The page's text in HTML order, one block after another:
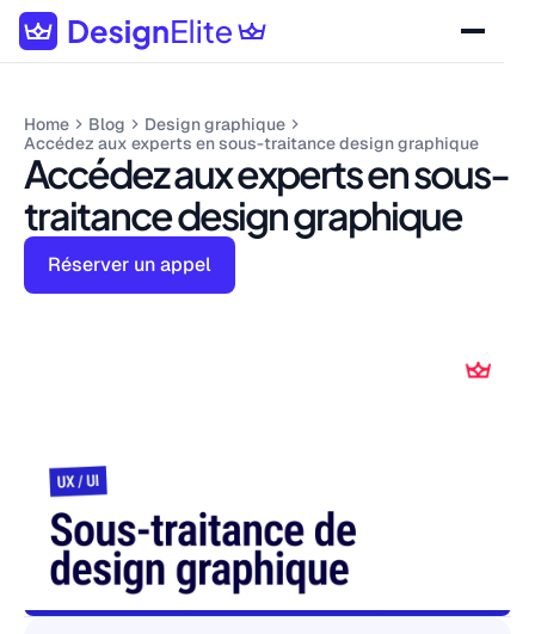
Home Blog
Design graphique
Accédez aux experts en sous-traitance design graphique
Accédez aux experts en sous-
traitance design graphique
Réserver un appel